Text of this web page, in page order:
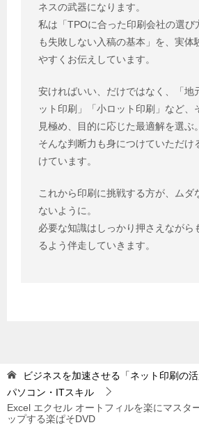
ネスの武器になります。
私は「TPOに合った印刷会社の選び
も失敗しない入稿の基本」を、実体
やすくお伝えしています。
安ければいい、だけではなく、「地
ット印刷」「小ロット印刷」など、
見極め、目的に応じた最適解を選ぶ。
そんな判断力も身につけていただけ
けています。
これから印刷に挑戦する方が、ムダ
ないように。
必要な知識はしっかり押さえながら
るよう伴走していきます。
ビジネスを加速させる「ネット印刷の活
パソコン・ITスキル
Excel エクセル オートフィルを楽にマスタ
ップする楽ぱそDVD